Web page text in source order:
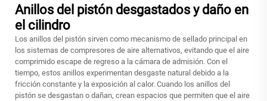
Anillos del pistón desgastados y daño en
el cilindro
Los anillos del pistón sirven como mecanismo de sellado principal en
los sistemas de compresores de aire alternativos, evitando que el aire
comprimido escape de regreso a la cámara de admisión. Con el
tiempo, estos anillos experimentan desgaste natural debido a la
fricción constante y la exposición al calor. Cuando los anillos del
pistón se desgastan o dañan, crean espacios que permiten que el aire